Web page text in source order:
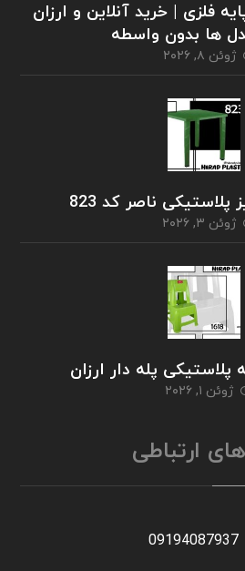
فلزی | خرید آنلاین و ارزان
ها بدون واسطه
ژوئن ۸, ۲۰۲۶
ناصر کد 823
ژوئن ۳, ۲۰۲۶
پلاستیکی پله دار ارزان
ژوئن ۱, ۲۰۲۶
ارتباطی
09194087937